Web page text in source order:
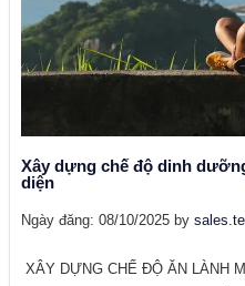
Xây dựng chế độ dinh
diện
Ngày đăng: 08/10/2025 by
XÂY DỰNG CHẾ ĐỘ ĂN LÀNH